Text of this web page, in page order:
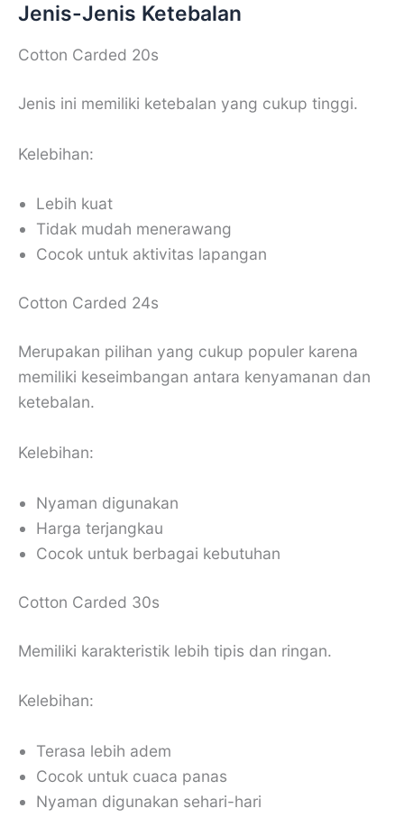
Jenis-Jenis Ketebalan
Cotton Carded 20s
Jenis ini memiliki ketebalan yang cukup tinggi.
Kelebihan:
Lebih kuat
Tidak mudah menerawang
Cocok untuk aktivitas lapangan
Cotton Carded 24s
Merupakan pilihan yang cukup populer karena
memiliki keseimbangan antara kenyamanan dan
ketebalan.
Kelebihan:
Nyaman digunakan
Harga terjangkau
Cocok untuk berbagai kebutuhan
Cotton Carded 30s
Memiliki karakteristik lebih tipis dan ringan.
Kelebihan:
Terasa lebih adem
Cocok untuk cuaca panas
Nyaman digunakan sehari-hari